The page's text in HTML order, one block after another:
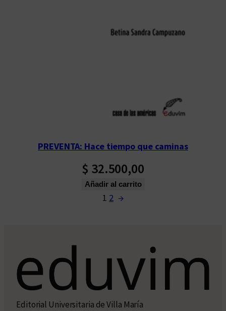
PREVENTA: Hace tiempo que caminas
$ 32.500,00
Añadir al carrito
1 2 →
Editorial Universitaria de Villa María